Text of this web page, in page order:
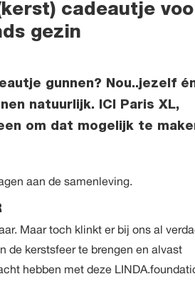
cadeautje
gezin
gunnen? Nou..jezelf
natuurlijk. ICI Paris XL,
om dat mogelijk te
aan de samenleving.
Maar toch klinkt er bij ons al
de kerstsfeer te brengen en alvast
hebben met deze